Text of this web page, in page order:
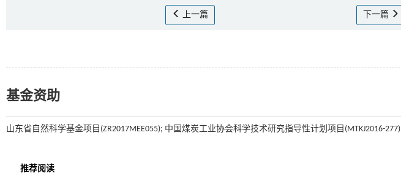
上一篇 下一篇
基金资助
山东省自然科学基金项目(ZR2017MEE055); 中国煤炭工业协会科学技术研究指导性计划项目(MTKJ2016-277)